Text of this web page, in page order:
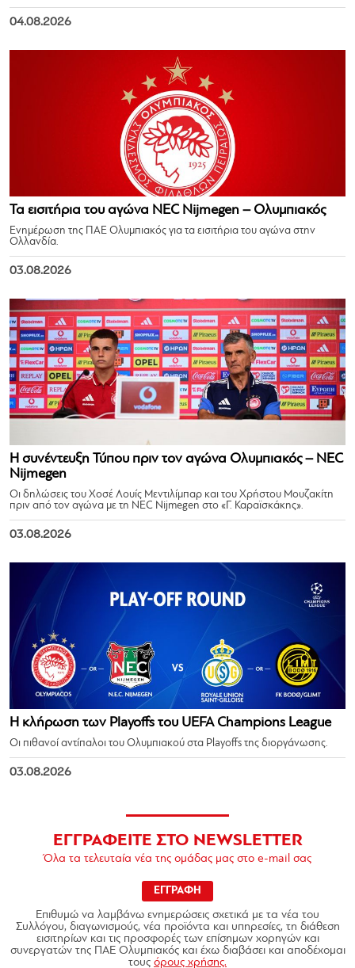
04.08.2026
Τα εισιτήρια του αγώνα NEC Nijmegen – Ολυμπιακός
Ενημέρωση της ΠΑΕ Ολυμπιακός για τα εισιτήρια του αγώνα στην
Ολλανδία.
03.08.2026
Η συνέντευξη Τύπου πριν τον αγώνα Ολυμπιακός – NEC
Nijmegen
Οι δηλώσεις του Χοσέ Λουίς Μεντιλίμπαρ και του Χρήστου Μουζακίτη
πριν από τον αγώνα με τη NEC Nijmegen στο «Γ. Καραϊσκάκης».
03.08.2026
Η κλήρωση των Playoffs του UEFA Champions League
Οι πιθανοί αντίπαλοι του Ολυμπιακού στα Playoffs της διοργάνωσης.
03.08.2026
ΕΓΓΡΑΦΕΙΤΕ ΣΤΟ NEWSLETTER
Όλα τα τελευταία νέα της ομάδας μας στο e-mail σας
ΕΓΓΡΑΦΗ
Επιθυμώ να λαμβάνω ενημερώσεις σχετικά με τα νέα του
Συλλόγου, διαγωνισμούς, νέα προϊόντα και υπηρεσίες, τη διάθεση
εισιτηρίων και τις προσφορές των επίσημων χορηγών και
συνεργατών της ΠΑΕ Ολυμπιακός και έχω διαβάσει και αποδέχομαι
τους όρους χρήσης.